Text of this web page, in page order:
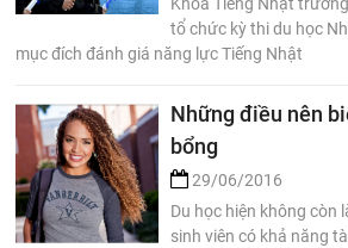
tổ chức kỳ thi du học
mục đích đánh giá năng lực Tiếng Nhật
Những điều nên
bổng
29/06/2016
Du học hiện không còn
sinh viên có khả năng